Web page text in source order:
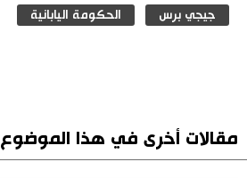
جيجي برس الحكومة اليابانية
مقالات أخرى في هذا الموضوع